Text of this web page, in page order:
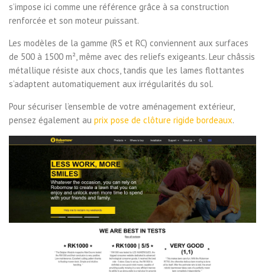
s’impose ici comme une référence grâce à sa construction
renforcée et son moteur puissant.
Les modèles de la gamme (RS et RC) conviennent aux surfaces
de 500 à 1500 m², même avec des reliefs exigeants. Leur châssis
métallique résiste aux chocs, tandis que les lames flottantes
s’adaptent automatiquement aux irrégularités du sol.
Pour sécuriser l’ensemble de votre aménagement extérieur,
pensez également au prix pose de clôture rigide bordeaux.